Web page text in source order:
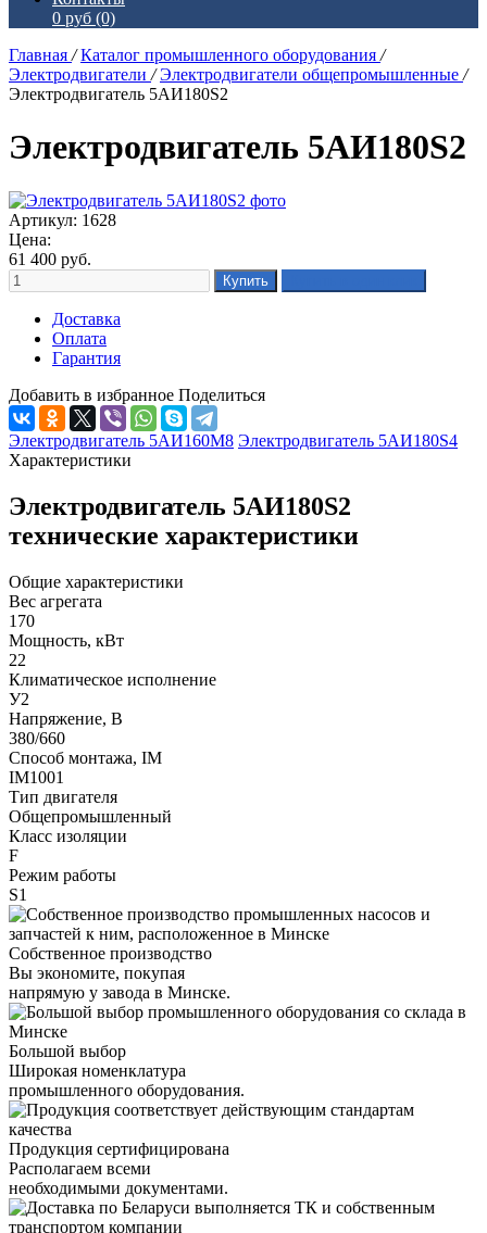
0 руб (0)
Главная / Каталог промышленного оборудования /
Электродвигатели / Электродвигатели общепромышленные /
Электродвигатель 5АИ180S2
Электродвигатель 5АИ180S2
Артикул: 1628
Цена:
61 400 руб.
Доставка
Оплата
Гарантия
Добавить в избранное Поделиться
Электродвигатель 5АИ160М8 Электродвигатель 5АИ180S4
Характеристики
Электродвигатель 5АИ180S2
технические характеристики
Общие характеристики
Вес агрегата
170
Мощность, кВт
22
Климатическое исполнение
У2
Напряжение, В
380/660
Способ монтажа, IM
IM1001
Тип двигателя
Общепромышленный
Класс изоляции
F
Режим работы
S1
Собственное производство
Вы экономите, покупая
напрямую у завода в Минске.
Большой выбор
Широкая номенклатура
промышленного оборудования.
Продукция сертифицирована
Располагаем всеми
необходимыми документами.